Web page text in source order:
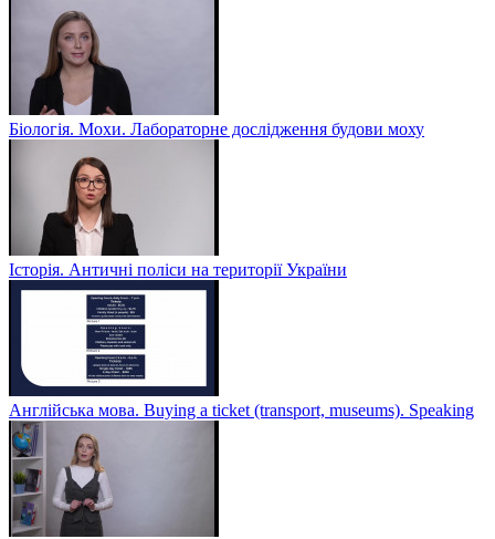
Біологія. Мохи. Лабораторне дослідження будови моху
Історія. Античні поліси на території України
Англійська мова. Buying a ticket (transport, museums). Speaking